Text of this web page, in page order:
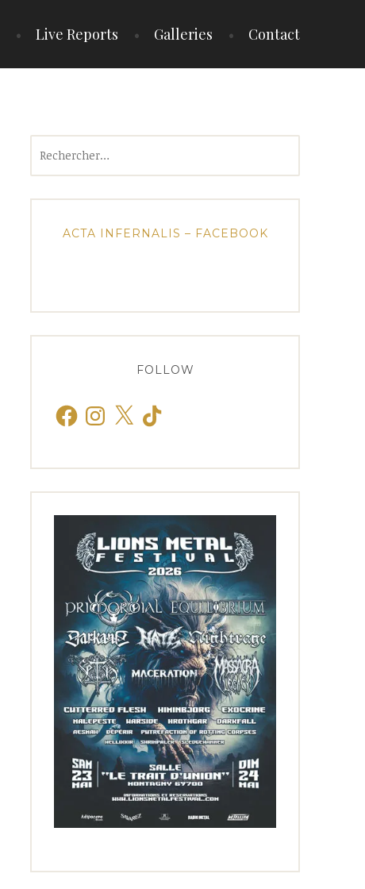
Live Reports Galleries Contact
ACTA INFERNALIS – FACEBOOK
FOLLOW
FacebookInstagram
X TikTok